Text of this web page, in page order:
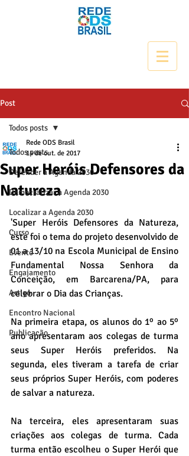
Post
Todos posts
Defender a Agenda 2030
Democratizar a Agenda 2030
Localizar a Agenda 2030
Curso
Evento
Engajamento
Artigo
Encontro Nacional
Publicação
Todos posts
Super Heróis Defensores da
Natureza
Rede ODS Brasil
14 de out. de 2017
'Super Heróis Defensores da Natureza,
este foi o tema do projeto desenvolvido de
01 a 13/10 na Escola Municipal de Ensino
Fundamental Nossa Senhora da
Conceição, em Barcarena/PA, para
celebrar o Dia das Crianças.
Na primeira etapa, os alunos do 1º ao 5º
ano apresentaram aos colegas de turma
seus Super Heróis preferidos. Na
segunda, eles tiveram a tarefa de criar
seus próprios Super Heróis, com poderes
de salvar a natureza.
Na terceira, eles apresentaram suas
criações aos colegas de turma. Cada
turma então escolheu o Super Herói que